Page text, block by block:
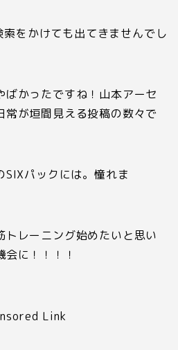
をかけても出てきませんでし
ばかったですね！山本アーセ
常が垣間見える投稿の数々で
パックには。憧れま
トレーニング始めたいと思い
に！！！！
Link